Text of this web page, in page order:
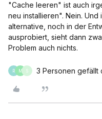
"Cache leeren" ist auch
neu installieren". Nein.
alternative, noch in der
ausprobiert, sieht dann
Problem auch nichts.
R M S 3 Personen gefällt